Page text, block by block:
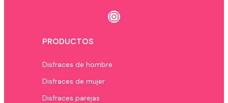
Instagram
PRODUCTOS
Disfraces de hombre
Disfraces de mujer
Disfraces parejas